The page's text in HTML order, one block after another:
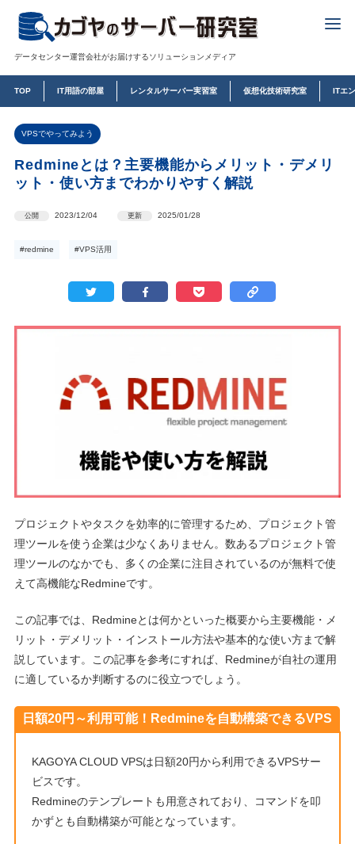
データセンター運営会社がお届けするソリューションメディア
TOP IT用語の部屋 レンタルサーバー実習室 仮想化技術研究室 ITエ
VPSでやってみよう
Redmineとは？主要機能からメリット・デメリ
ット・使い方までわかりやすく解説
公開 2023/12/04 更新 2025/01/28
#redmine #VPS活用
プロジェクトやタスクを効率的に管理するため、プロジェクト管
理ツールを使う企業は少なくありません。数あるプロジェクト管
理ツールのなかでも、多くの企業に注目されているのが無料で使
えて高機能なRedmineです。
この記事では、Redmineとは何かといった概要から主要機能・メ
リット・デメリット・インストール方法や基本的な使い方まで解
説しています。この記事を参考にすれば、Redmineが自社の運用
に適しているか判断するのに役立つでしょう。
日額20円～利用可能！Redmineを自動構築できるVPS
KAGOYA CLOUD VPSは日額20円から利用できるVPSサー
ビスです。
Redmineのテンプレートも用意されており、コマンドを叩
かずとも自動構築が可能となっています。